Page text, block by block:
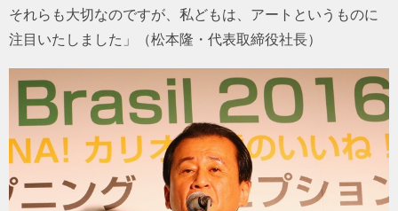
れらも大切なのですが、私どもは、アートというものに注
目いたしました」（松本隆・代表取締役社長）